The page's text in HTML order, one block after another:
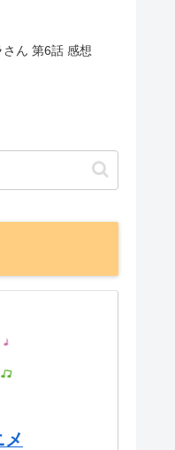
さん 第6話 感想
メ